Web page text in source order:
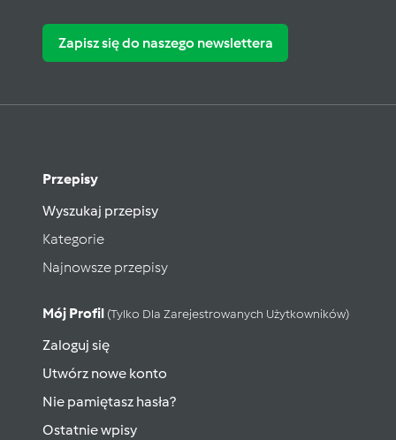
Zapisz się do naszego newslettera
Przepisy
Wyszukaj przepisy
Kategorie
Najnowsze przepisy
Mój Profil (tylko Dla Zarejestrowanych Użytkowników)
Zaloguj się
Utwórz nowe konto
Nie pamiętasz hasła?
Ostatnie wpisy